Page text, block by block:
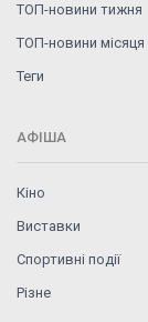
ТОП-новини тижня
ТОП-новини місяця
Теги
АФІША
Кіно
Виставки
Спортивні події
Різне